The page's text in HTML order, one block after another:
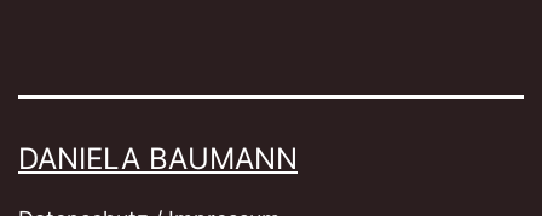
DANIELA BAUMANN